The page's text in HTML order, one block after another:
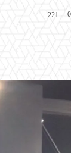
0
221